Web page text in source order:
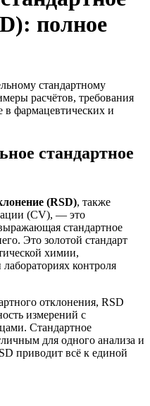
полное
стандартному
расчётов, требования
в фармацевтических и
стандартное
(RSD), также
(CV), — это
стандартное
Это золотой стандарт
химии,
контроля
отклонения, RSD
измерений с
Стандартное
для одного анализа и
приводит всё к единой